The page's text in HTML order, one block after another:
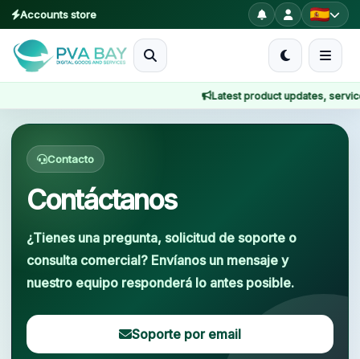
Accounts store
Latest product updates, service
MENU
Productos
2FA
Contact
Contacto
Contáctanos
¿Tienes una pregunta, solicitud de soporte o
consulta comercial? Envíanos un mensaje y
nuestro equipo responderá lo antes posible.
Soporte por email